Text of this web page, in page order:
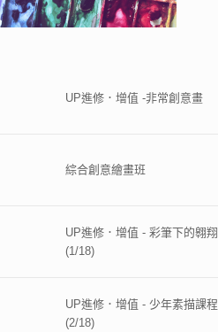
UP進修．增值 -非常創意畫
綜合創意繪畫班
UP進修．增值 - 彩筆下的翱翔
(1/18)
UP進修．增值 - 少年素描課程
(2/18)